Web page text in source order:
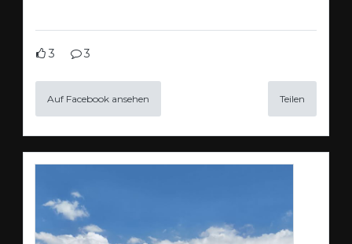
3 3
Auf Facebook ansehen Teilen